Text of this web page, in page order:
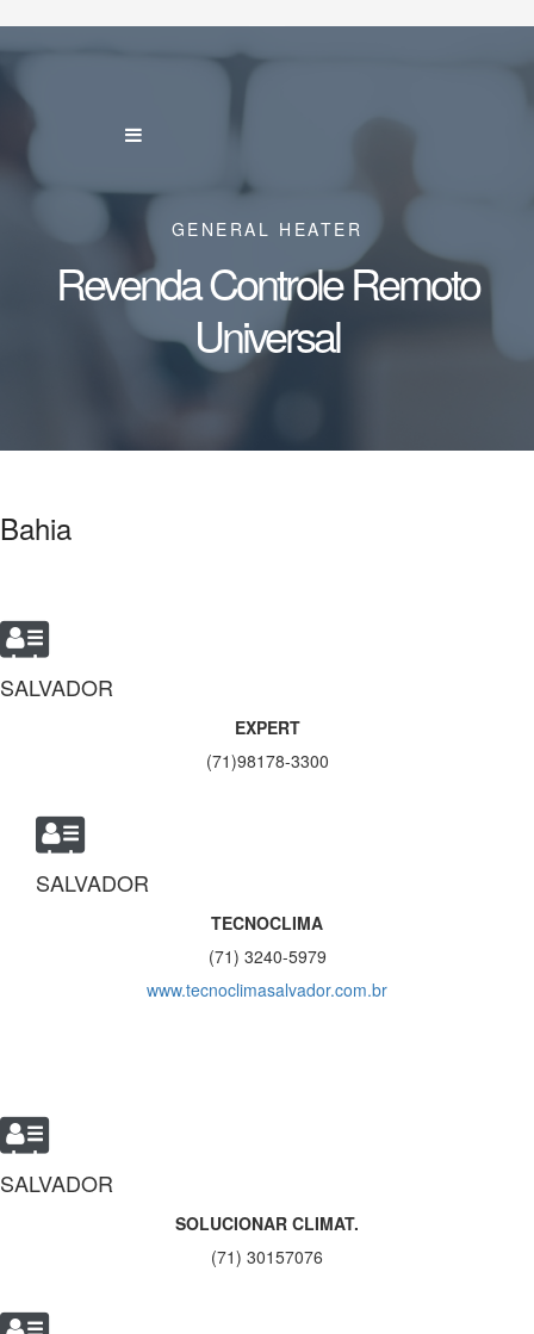
GENERAL HEATER
Revenda Controle Remoto
Universal
Bahia
SALVADOR
EXPERT
(71)98178-3300
SALVADOR
TECNOCLIMA
(71) 3240-5979
www.tecnoclimasalvador.com.br
SALVADOR
SOLUCIONAR CLIMAT.
(71) 30157076